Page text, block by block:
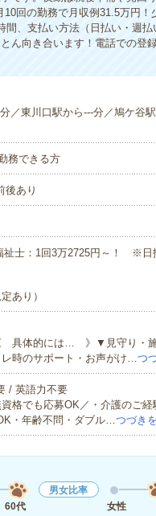
回の勤務で月収例31.5万円
、支払い方法（日払い・週
ん向き合います！電話での登
／東川口駅から---分／鳩ケ谷
務できる方
あり
祉士：1回3万2725円～！ ※日
あり）
具体的には… 》▼見守り・
時のサポート・お声がけ…つ
/ 英語力不要
格でも応募OK／・介護のご
・年齢不問・ダブル…つづき
60代
男女比率
女性